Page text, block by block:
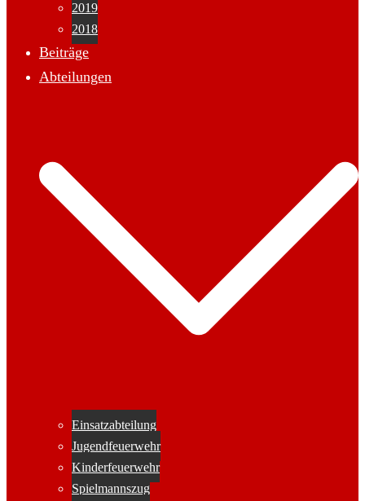
2019
2018
Beiträge
Abteilungen
Einsatzabteilung
Jugendfeuerwehr
Kinderfeuerwehr
Spielmannszug